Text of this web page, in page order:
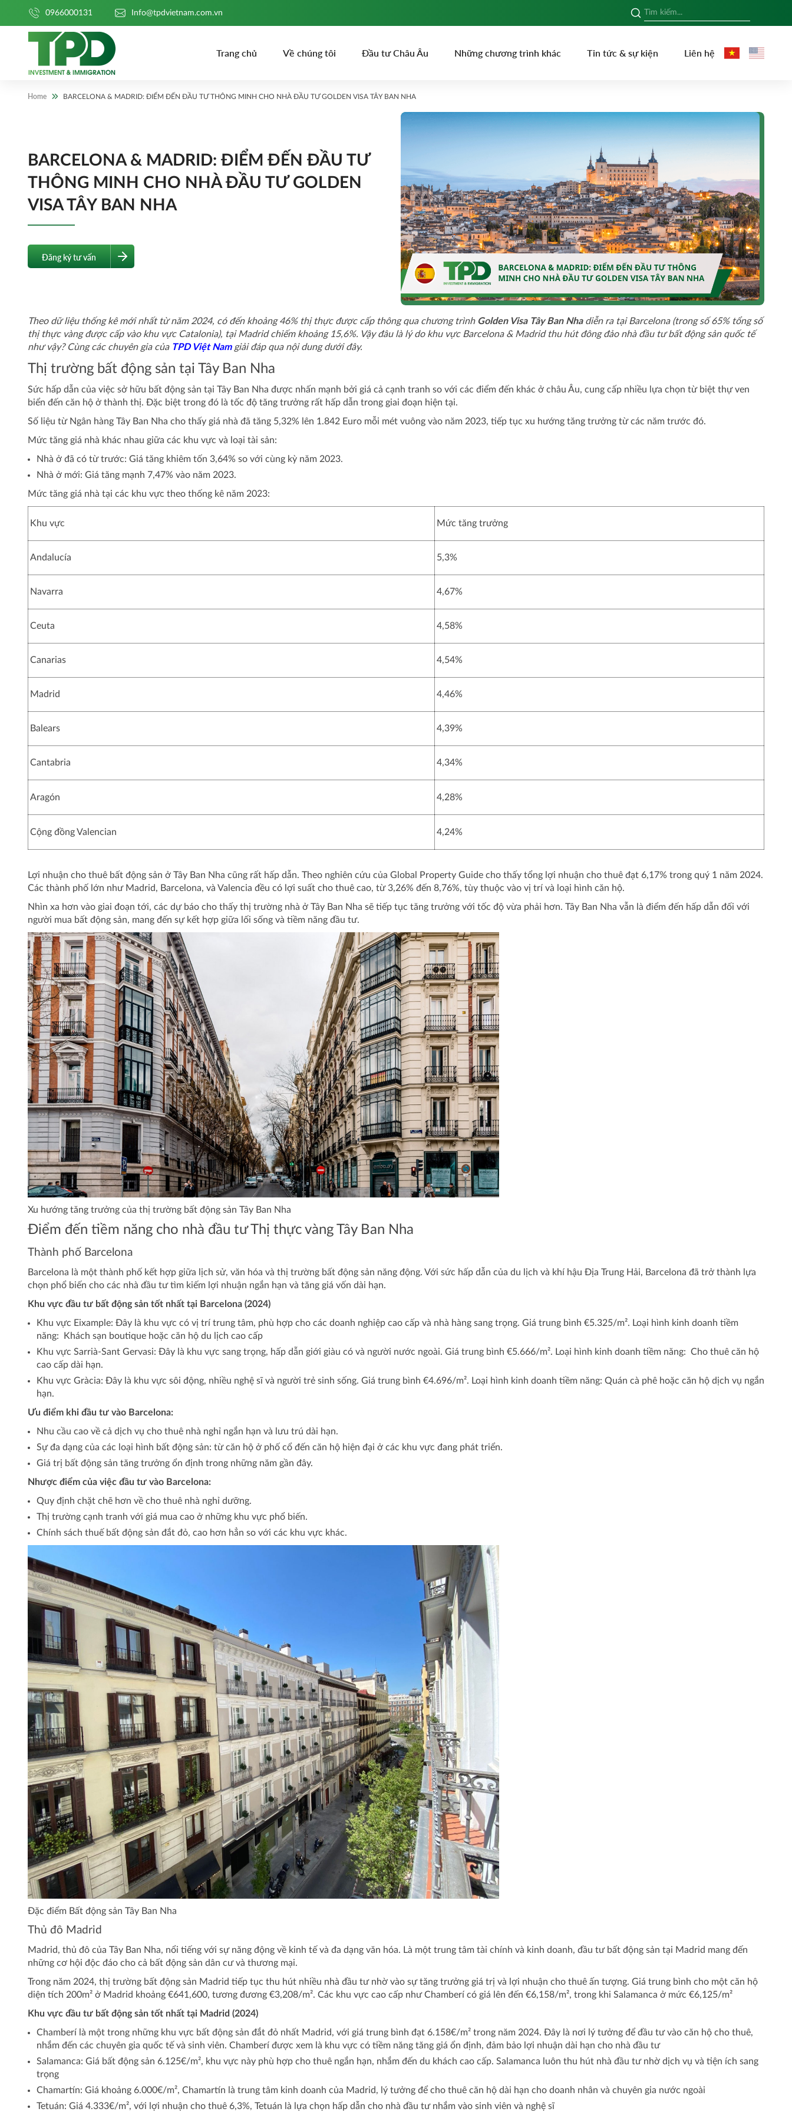
0966000131 Info@tpdvietnam.com.vn
Trang chủ Về chúng tôi Đầu tư Châu Âu Những chương trình khác Tin tức & sự kiện Liên hệ
Home BARCELONA & MADRID: ĐIỂM ĐẾN ĐẦU TƯ THÔNG MINH CHO NHÀ ĐẦU TƯ GOLDEN VISA TÂY BAN NHA
BARCELONA & MADRID: ĐIỂM ĐẾN ĐẦU TƯ
THÔNG MINH CHO NHÀ ĐẦU TƯ GOLDEN
VISA TÂY BAN NHA
Đăng ký tư vấn
Theo dữ liệu thống kê mới nhất từ năm 2024, có đến khoảng 46% thị thực được cấp thông qua chương trình Golden Visa Tây Ban Nhadiễn ra tại Barcelona (trong số 65% tổng số
thị thực vàng được cấp vào khu vực Catalonia), tại Madrid chiếm khoảng 15,6%. Vậy đâu là lý do khu vực Barcelona & Madrid thu hút đông đảo nhà đầu tư bất động sản quốc tế
như vậy? Cùng các chuyên gia của TPD Việt Namgiải đáp qua nội dung dưới đây. ​
Thị trường bất động sản tại Tây Ban Nha
Sức hấp dẫn của việc sở hữu bất động sản tại Tây Ban Nha được nhấn mạnh bởi giá cả cạnh tranh so với các điểm đến khác ở châu Âu, cung cấp nhiều lựa chọn từ biệt thự ven
biển đến căn hộ ở thành thị. Đặc biệt trong đó là tốc độ tăng trưởng rất hấp dẫn trong giai đoạn hiện tại.
Số liệu từ Ngân hàng Tây Ban Nha cho thấy giá nhà đã tăng 5,32% lên 1.842 Euro mỗi mét vuông vào năm 2023, tiếp tục xu hướng tăng trưởng từ các năm trước đó.
Mức tăng giá nhà khác nhau giữa các khu vực và loại tài sản:
Nhà ở đã có từ trước: Giá tăng khiêm tốn 3,64% so với cùng kỳ năm 2023.
Nhà ở mới: Giá tăng mạnh 7,47% vào năm 2023.
Mức tăng giá nhà tại các khu vực theo thống kê năm 2023:
Khu vực Mức tăng trưởng
Andalucía 5,3%
Navarra 4,67%
Ceuta 4,58%
Canarias 4,54%
Madrid 4,46%
Balears 4,39%
Cantabria 4,34%
Aragón 4,28%
Cộng đồng Valencian 4,24%
Lợi nhuận cho thuê bất động sản ở Tây Ban Nha cũng rất hấp dẫn. Theo nghiên cứu của Global Property Guide cho thấy tổng lợi nhuận cho thuê đạt 6,17% trong quý 1 năm 2024.
Các thành phố lớn như Madrid, Barcelona, và Valencia đều có lợi suất cho thuê cao, từ 3,26% đến 8,76%, tùy thuộc vào vị trí và loại hình căn hộ.
Nhìn xa hơn vào giai đoạn tới, các dự báo cho thấy thị trường nhà ở Tây Ban Nha sẽ tiếp tục tăng trưởng với tốc độ vừa phải hơn. Tây Ban Nha vẫn là điểm đến hấp dẫn đối với
người mua bất động sản, mang đến sự kết hợp giữa lối sống và tiềm năng đầu tư.
Xu hướng tăng trưởng của thị trường bất động sản Tây Ban Nha
Điểm đến tiềm năng cho nhà đầu tư Thị thực vàng Tây Ban Nha
Thành phố Barcelona
Barcelona là một thành phố kết hợp giữa lịch sử, văn hóa và thị trường bất động sản năng động. Với sức hấp dẫn của du lịch và khí hậu Địa Trung Hải, Barcelona đã trở thành lựa
chọn phổ biến cho các nhà đầu tư tìm kiếm lợi nhuận ngắn hạn và tăng giá vốn dài hạn.
Khu vực đầu tư bất động sản tốt nhất tại Barcelona (2024)
Khu vực Eixample: Đây là khu vực có vị trí trung tâm, phù hợp cho các doanh nghiệp cao cấp và nhà hàng sang trọng. Giá trung bình €5.325/m². Loại hình kinh doanh tiềm
năng: Khách sạn boutique hoặc căn hộ du lịch cao cấp
Khu vực Sarrià-Sant Gervasi: Đây là khu vực sang trọng, hấp dẫn giới giàu có và người nước ngoài. Giá trung bình €5.666/m². Loại hình kinh doanh tiềm năng: Cho thuê căn hộ
cao cấp dài hạn.
Khu vực Gràcia: Đây là khu vực sôi động, nhiều nghệ sĩ và người trẻ sinh sống. Giá trung bình €4.696/m². Loại hình kinh doanh tiềm năng: Quán cà phê hoặc căn hộ dịch vụ ngắn
hạn.
Ưu điểm khi đầu tư vào Barcelona:
Nhu cầu cao về cả dịch vụ cho thuê nhà nghỉ ngắn hạn và lưu trú dài hạn.
Sự đa dạng của các loại hình bất động sản: từ căn hộ ở phố cổ đến căn hộ hiện đại ở các khu vực đang phát triển.
Giá trị bất động sản tăng trưởng ổn định trong những năm gần đây.
Nhược điểm của việc đầu tư vào Barcelona:
Quy định chặt chẽ hơn về cho thuê nhà nghỉ dưỡng.
Thị trường cạnh tranh với giá mua cao ở những khu vực phổ biến.
Chính sách thuế bất động sản đắt đỏ, cao hơn hẳn so với các khu vực khác.
Đặc điểm Bất động sản Tây Ban Nha
Thủ đô Madrid
Madrid, thủ đô của Tây Ban Nha, nổi tiếng với sự năng động về kinh tế và đa dạng văn hóa. Là một trung tâm tài chính và kinh doanh, đầu tư bất động sản tại Madrid mang đến
những cơ hội độc đáo cho cả bất động sản dân cư và thương mại.
Trong năm 2024, thị trường bất động sản Madrid tiếp tục thu hút nhiều nhà đầu tư nhờ vào sự tăng trưởng giá trị và lợi nhuận cho thuê ấn tượng. Giá trung bình cho một căn hộ
diện tích 200m² ở Madrid khoảng €641,600, tương đương €3,208/m². Các khu vực cao cấp như Chamberí có giá lên đến €6,158/m², trong khi Salamanca ở mức €6,125/m²​
Khu vực đầu tư bất động sản tốt nhất tại Madrid (2024)
Chamberí là một trong những khu vực bất động sản đắt đỏ nhất Madrid, với giá trung bình đạt 6.158€/m² trong năm 2024. Đây là nơi lý tưởng để đầu tư vào căn hộ cho thuê,
nhắm đến các chuyên gia quốc tế và sinh viên. Chamberí được xem là khu vực có tiềm năng tăng giá ổn định, đảm bảo lợi nhuận dài hạn cho nhà đầu tư
Salamanca: Giá bất động sản 6.125€/m², khu vực này phù hợp cho thuê ngắn hạn, nhắm đến du khách cao cấp. Salamanca luôn thu hút nhà đầu tư nhờ dịch vụ và tiện ích sang
trọng​
Chamartín: Giá khoảng 6.000€/m², Chamartín là trung tâm kinh doanh của Madrid, lý tưởng để cho thuê căn hộ dài hạn cho doanh nhân và chuyên gia nước ngoài
Tetuán: Giá 4.333€/m², với lợi nhuận cho thuê 6,3%, Tetuán là lựa chọn hấp dẫn cho nhà đầu tư nhắm vào sinh viên và nghệ sĩ​